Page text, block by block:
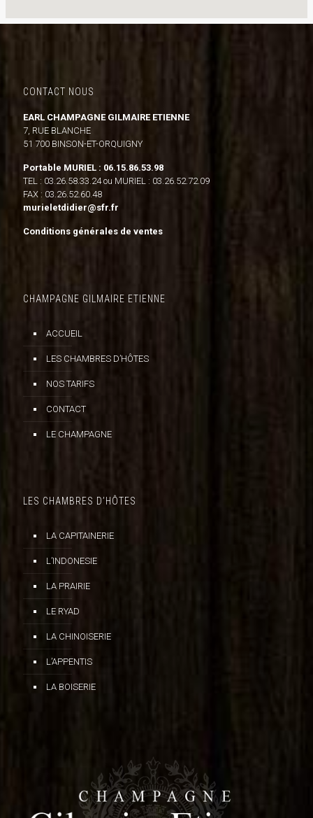
CONTACT NOUS
EARL CHAMPAGNE GILMAIRE ETIENNE
7, RUE BLANCHE
51 700 BINSON-ET-ORQUIGNY
Portable MURIEL : 06.15.86.53.98
TEL : 03.26.58.33.24 ou MURIEL : 03.26.52.72.09
FAX : 03.26.52.60.48
murieletdidier@sfr.fr
Conditions générales de ventes
CHAMPAGNE GILMAIRE ETIENNE
ACCUEIL
LES CHAMBRES D’HÔTES
NOS TARIFS
CONTACT
LE CHAMPAGNE
LES CHAMBRES D’HÔTES
LA CAPITAINERIE
L’INDONESIE
LA PRAIRIE
LE RYAD
LA CHINOISERIE
L’APPENTIS
LA BOISERIE